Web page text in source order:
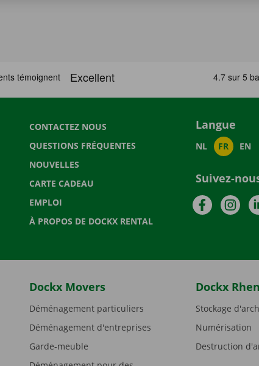
CONTACTEZ NOUS
QUESTIONS FRÉQUENTES
NOUVELLES
CARTE CADEAU
EMPLOI
À PROPOS DE DOCKX RENTAL
Langue
NL FR EN
Suivez-
Facebook
Dockx Movers
Déménagement particuliers
Déménagement d'entreprises
Garde-meuble
Dockx
Stockage
Numérisation
Destruction